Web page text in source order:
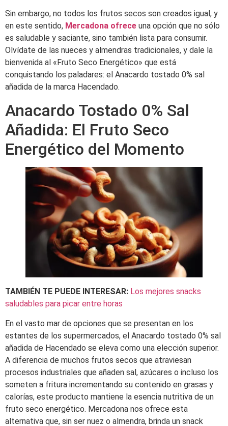
Sin embargo, no todos los frutos secos son creados igual, y
en este sentido, Mercadona ofrece una opción que no sólo
es saludable y saciante, sino también lista para consumir.
Olvídate de las nueces y almendras tradicionales, y dale la
bienvenida al «Fruto Seco Energético» que está
conquistando los paladares: el Anacardo tostado 0% sal
añadida de la marca Hacendado.
Anacardo Tostado 0% Sal
Añadida: El Fruto Seco
Energético del Momento
TAMBIÉN TE PUEDE INTERESAR: Los mejores snacks
saludables para picar entre horas
En el vasto mar de opciones que se presentan en los
estantes de los supermercados, el Anacardo tostado 0% sal
añadida de Hacendado se eleva como una elección superior.
A diferencia de muchos frutos secos que atraviesan
procesos industriales que añaden sal, azúcares o incluso los
someten a fritura incrementando su contenido en grasas y
calorías, este producto mantiene la esencia nutritiva de un
fruto seco energético. Mercadona nos ofrece esta
alternativa que, sin ser nuez o almendra, brinda un snack